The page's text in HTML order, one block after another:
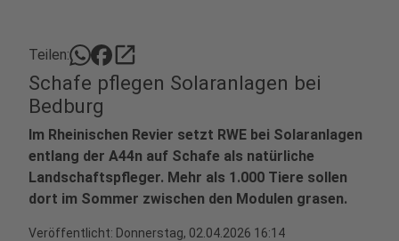
Teilen: open_in_new
Schafe pflegen Solaranlagen bei
Bedburg
Im Rheinischen Revier setzt RWE bei Solaranlagen
entlang der A44n auf Schafe als natürliche
Landschaftspfleger. Mehr als 1.000 Tiere sollen
dort im Sommer zwischen den Modulen grasen.
Veröffentlicht: Donnerstag, 02.04.2026 16:14